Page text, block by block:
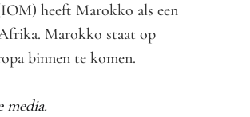
heeft Marokko als een
Marokko staat op
binnen te komen.
media.